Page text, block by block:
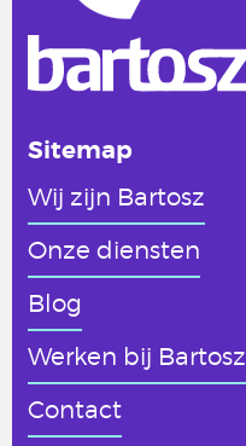
Sitemap
Wij zijn Bartosz
Onze diensten
Blog
Werken bij Bartosz
Contact